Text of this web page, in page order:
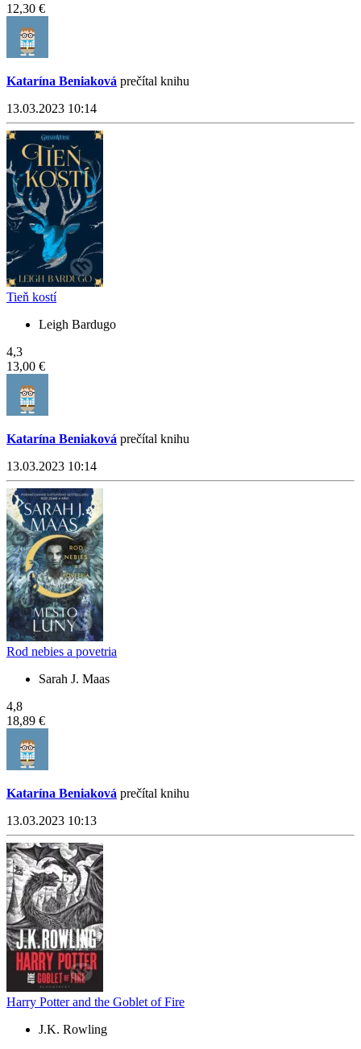
12,30 €
Katarína Beniaková prečítal knihu
13.03.2023 10:14
Tieň kostí
Leigh Bardugo
4,3
13,00 €
Katarína Beniaková prečítal knihu
13.03.2023 10:14
Rod nebies a povetria
Sarah J. Maas
4,8
18,89 €
Katarína Beniaková prečítal knihu
13.03.2023 10:13
Harry Potter and the Goblet of Fire
J.K. Rowling